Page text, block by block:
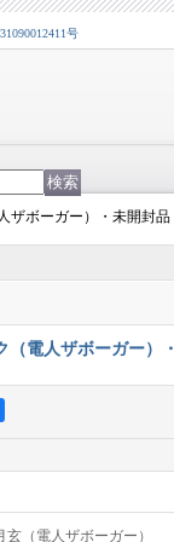
号
ザボーガー）・未開封品
電人ザボーガー）・
（電人ザボーガー）